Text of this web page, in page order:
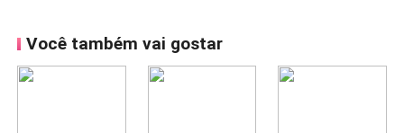
Você também vai gostar